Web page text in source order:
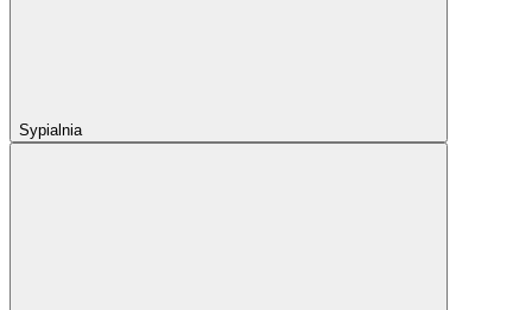
Sypialnia